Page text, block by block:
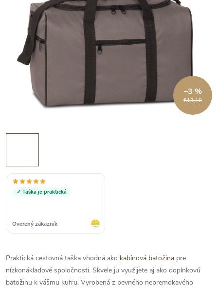
€13,10
–3 %
✓ Taška je praktická
Overený zákazník
Praktická cestovná taška vhodná ako kabínová batožina pre
nízkonákladové spoločnosti. Skvele ju využijete aj ako doplnkovú
batožinu k vášmu kufru. Vyrobená z pevného nepremokavého